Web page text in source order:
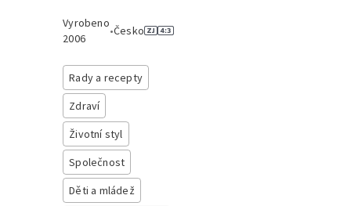
Vyrobeno
2006
•Česko
Rady a recepty
Zdraví
Životní styl
Společnost
Děti a mládež